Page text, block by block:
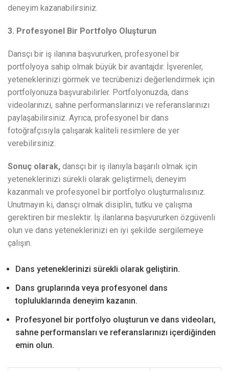
deneyim kazanabilirsiniz.
3. Profesyonel Bir Portfolyo Oluşturun
Dansçı bir iş ilanına başvururken, profesyonel bir
portfolyoya sahip olmak büyük bir avantajdır. İşverenler,
yeteneklerinizi görmek ve tecrübenizi değerlendirmek için
portfolyonuza başvurabilirler. Portfolyonuzda, dans
videolarınızı, sahne performanslarınızı ve referanslarınızı
paylaşabilirsiniz. Ayrıca, profesyonel bir dans
fotoğrafçısıyla çalışarak kaliteli resimlere de yer
verebilirsiniz.
Sonuç olarak, dansçı bir iş ilanıyla başarılı olmak için
yeteneklerinizi sürekli olarak geliştirmeli, deneyim
kazanmalı ve profesyonel bir portfolyo oluşturmalısınız.
Unutmayın ki, dansçı olmak disiplin, tutku ve çalışma
gerektiren bir meslektir. İş ilanlarına başvururken özgüvenli
olun ve dans yeteneklerinizi en iyi şekilde sergilemeye
çalışın.
Dans yeteneklerinizi sürekli olarak geliştirin.
Dans gruplarında veya profesyonel dans
topluluklarında deneyim kazanın.
Profesyonel bir portfolyo oluşturun ve dans videoları,
sahne performansları ve referanslarınızı içerdiğinden
emin olun.